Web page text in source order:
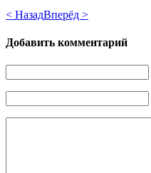
< НазадВперёд >
Добавить комментарий